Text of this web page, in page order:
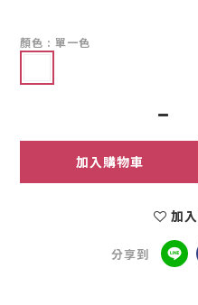
顏色 : 單一色
加入購物車
加
分享到